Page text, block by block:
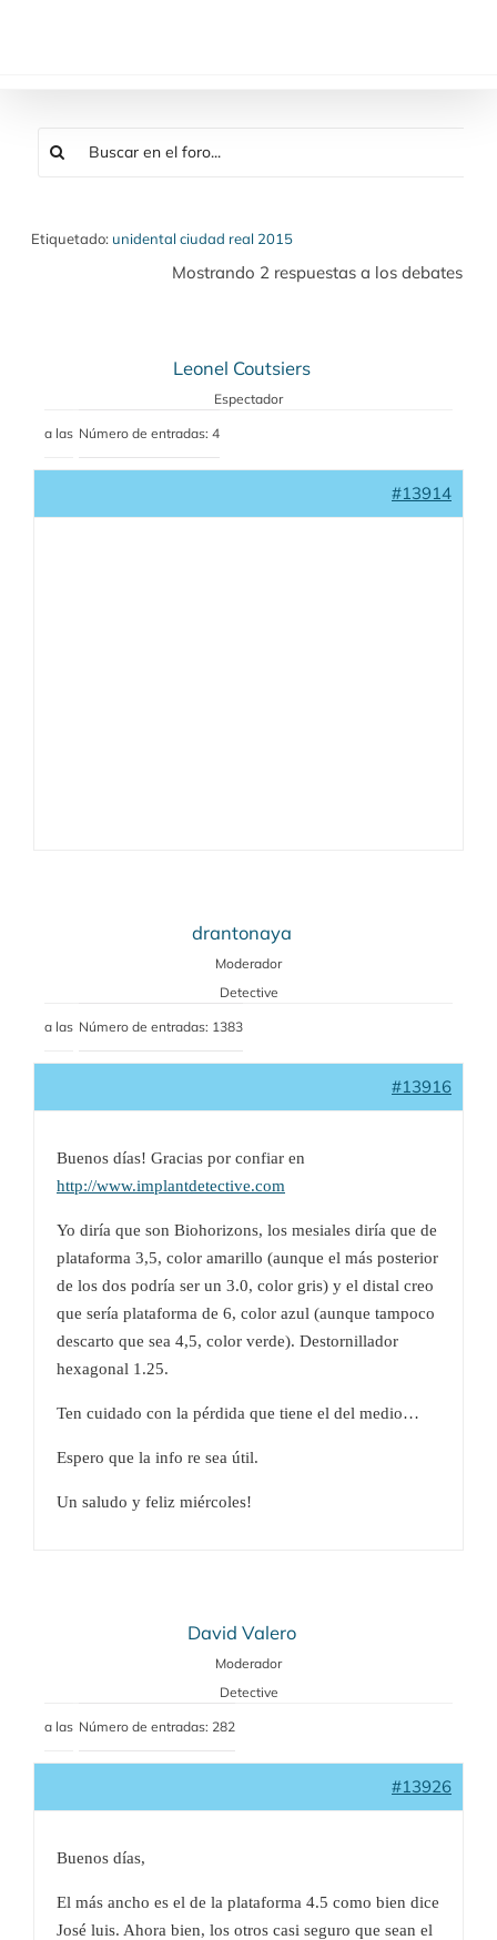
Etiquetado: unidental ciudad real 2015
Mostrando 2 respuestas a los debates
Leonel Coutsiers
Espectador
a las Número de entradas: 4
#13914
drantonaya
Moderador
Detective
a las Número de entradas: 1383
#13916
Buenos días! Gracias por confiar en
http://www.implantdetective.com
Yo diría que son Biohorizons, los mesiales diría que de
plataforma 3,5, color amarillo (aunque el más posterior
de los dos podría ser un 3.0, color gris) y el distal creo
que sería plataforma de 6, color azul (aunque tampoco
descarto que sea 4,5, color verde). Destornillador
hexagonal 1.25.
Ten cuidado con la pérdida que tiene el del medio…
Espero que la info re sea útil.
Un saludo y feliz miércoles!
David Valero
Moderador
Detective
a las Número de entradas: 282
#13926
Buenos días,
El más ancho es el de la plataforma 4.5 como bien dice
José luis. Ahora bien, los otros casi seguro que sean el